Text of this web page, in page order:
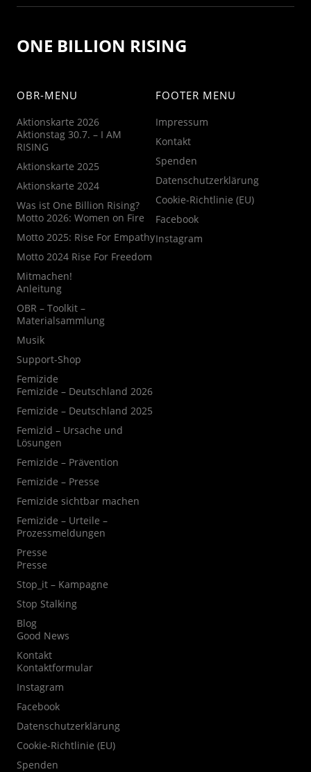
ONE BILLION RISING
OBR-MENU
Aktionskarte 2026
Aktionstag 30.7. – I AM
RISING
Aktionskarte 2025
Aktionskarte 2024
Was ist One Billion Rising?
Motto 2026: Women on Fire
Motto 2025: Rise For Empathy
Motto 2024 Rise For Freedom
Mitmachen!
Anleitung
OBR – Toolkit –
Materialsammlung
Musik
Support-Shop
Femizide
Femizide – Deutschland 2026
Femizide – Deutschland 2025
Femizid – Ursache und
Lösungen
Femizide – Prävention
Femizide – Presse
Femizide sichtbar machen
Femizide – Urteile –
Prozessmeldungen
Presse
Presse
Stop_it – Kampagne
Stop Stalking
Blog
Good News
Kontakt
Kontaktformular
Instagram
Facebook
Datenschutzerklärung
Cookie-Richtlinie (EU)
Spenden
FOOTER MENU
Impressum
Kontakt
Spenden
Datenschutzerklärung
Cookie-Richtlinie (EU)
Facebook
Instagram